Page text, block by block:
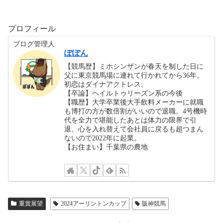
プロフィール
ブログ管理人
ぽぽん
【競馬歴】ミホシンザンが春天を制した日に
父に東京競馬場に連れて行かれてから36年。
初恋はダイナアクトレス。
【卒論】ヘイルトゥリーズン系の今後
【職歴】大学卒業後大手飲料メーカーに就職
も博打の方が数倍割がいいので退職。4号機時
代を全力で堪能したあとは体力の限界で引
退。心を入れ替えて会社員に戻るも超つまん
ないので2022年に起業。
【お住まい】千葉県の農地
重賞展望 2024アーリントンカップ 阪神競馬